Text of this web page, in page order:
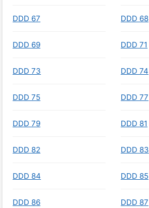
DDD 67 DDD 68
DDD 69 DDD 71
DDD 73 DDD 74
DDD 75 DDD 77
DDD 79 DDD 81
DDD 82 DDD 83
DDD 84 DDD 85
DDD 86 DDD 87